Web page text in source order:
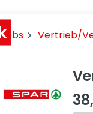
Jobs Vertrieb/